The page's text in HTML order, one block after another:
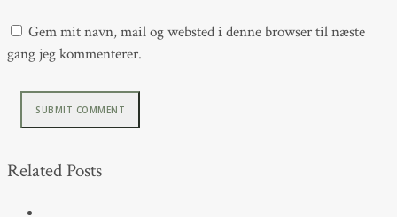
Gem mit navn, mail og websted i denne browser til næste
gang jeg kommenterer.
Related Posts